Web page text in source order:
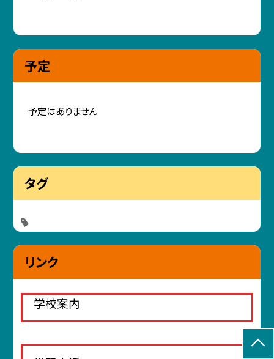
予定
予定はありません
タグ
リンク
学校案内